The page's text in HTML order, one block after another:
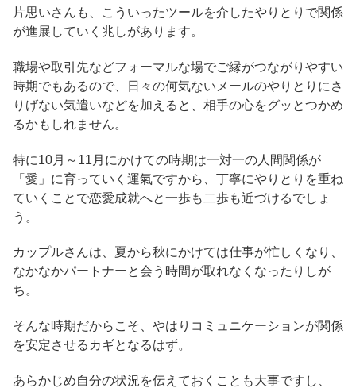
片思いさんも、こういったツールを介したやりとりで関係
が進展していく兆しがあります。
職場や取引先などフォーマルな場でご縁がつながりやすい
時期でもあるので、日々の何気ないメールのやりとりにさ
りげない気遣いなどを加えると、相手の心をグッとつかめ
るかもしれません。
特に10月～11月にかけての時期は一対一の人間関係が
「愛」に育っていく運氣ですから、丁寧にやりとりを重ね
ていくことで恋愛成就へと一歩も二歩も近づけるでしょ
う。
カップルさんは、夏から秋にかけては仕事が忙しくなり、
なかなかパートナーと会う時間が取れなくなったりしが
ち。
そんな時期だからこそ、やはりコミュニケーションが関係
を安定させるカギとなるはず。
あらかじめ自分の状況を伝えておくことも大事ですし、